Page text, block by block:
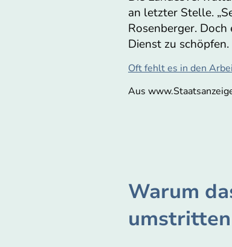
an letzter Stelle.
Rosenberger.
Dienst zu schöpfen.
Oft fehlt es in den
Aus
Warum